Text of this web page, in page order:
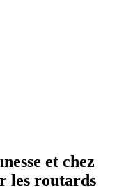
et chez
les routards